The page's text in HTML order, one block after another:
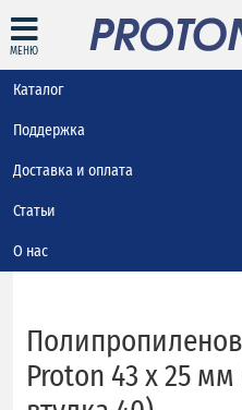
МЕНЮ
Каталог
Поддержка
Доставка и оплата
Статьи
О нас
Proton 43 x 25 мм